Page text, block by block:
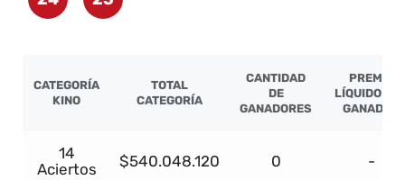
CATEGORÍA
KINO
TOTAL
CATEGORÍA
CANTIDAD
DE
GANADORES
PREMIO
LÍQUIDO
GANADOR
14
Aciertos
$540.048.120 0 -